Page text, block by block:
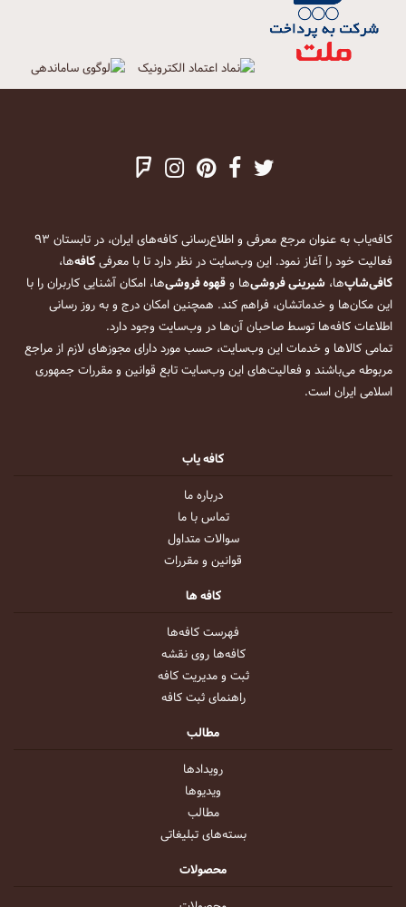
کافه‌یاب به عنوان مرجع معرفی و اطلاع‌رسانی کافه‌های ایران، در تابستان ۹۳
فعالیت خود را آغاز نمود. این وب‌سایت در نظر دارد تا با معرفیکافه‌ها،
کافی‌شاپ‌ها، شیرینی فروشی‌ها وقهوه فروشی‌ها، امکان آشنایی کاربران را با
این مکان‌ها و خدماتشان، فراهم کند. همچنین امکان درج و به روز رسانی
اطلاعات کافه‌ها توسط صاحبان آن‌ها در وب‌سایت وجود دارد.
تمامی کالاها و خدمات این وب‌سایت، حسب مورد دارای مجوزهای لازم از مراجع
مربوطه می‌باشند و فعالیت‌های این وب‌سایت تابع قوانین و مقررات جمهوری
اسلامی ایران است.
کافه یاب
درباره ما
تماس با ما
سوالات متداول
قوانین و مقررات
کافه ها
فهرست کافه‌ها
کافه‌ها روی نقشه
ثبت و مدیریت کافه
راهنمای ثبت کافه
مطالب
رویداد‌ها
ویدیو‌ها
مطالب
بسته‌های تبلیغاتی
محصولات